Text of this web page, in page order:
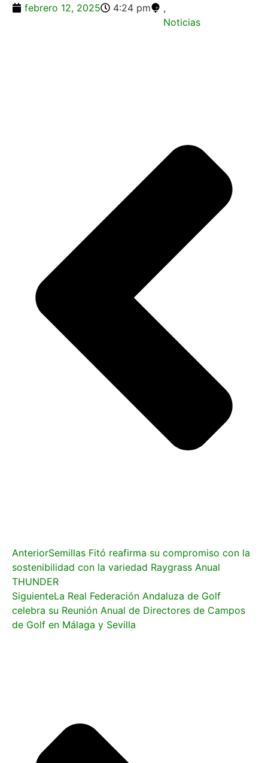
febrero 12, 2025 4:24 pm
,
Noticias
AnteriorSemillas Fitó reafirma su compromiso con la
sostenibilidad con la variedad Raygrass Anual
THUNDER
SiguienteLa Real Federación Andaluza de Golf
celebra su Reunión Anual de Directores de Campos
de Golf en Málaga y Sevilla